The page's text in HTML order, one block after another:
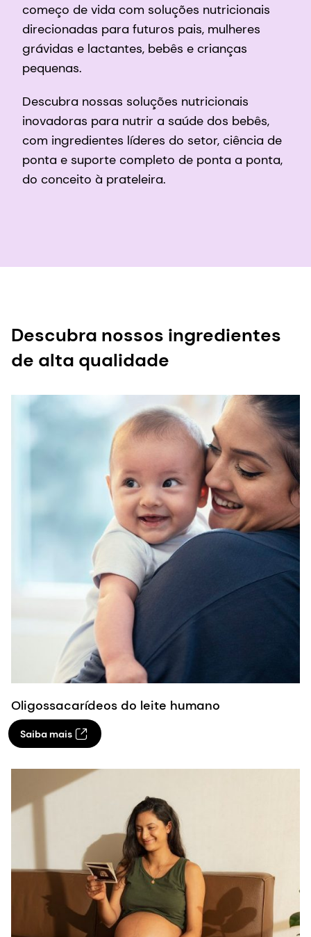
começo de vida com soluções nutricionais
direcionadas para futuros pais, mulheres
grávidas e lactantes, bebês e crianças
pequenas.
Descubra nossas soluções nutricionais
inovadoras para nutrir a saúde dos bebês,
com ingredientes líderes do setor, ciência de
ponta e suporte completo de ponta a ponta,
do conceito à prateleira.
Descubra nossos ingredientes
de alta qualidade
Oligossacarídeos do leite humano
Saiba mais